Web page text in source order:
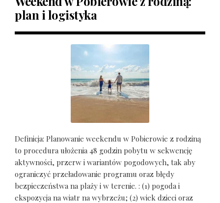
plan i logistyka
Definicja: Planowanie weekendu w Pobierowie z rodziną
to procedura ułożenia 48 godzin pobytu w sekwencję
aktywności, przerw i wariantów pogodowych, tak aby
ograniczyć przeładowanie programu oraz błędy
bezpieczeństwa na plaży i w terenie. : (1) pogoda i
ekspozycja na wiatr na wybrzeżu; (2) wiek dzieci oraz